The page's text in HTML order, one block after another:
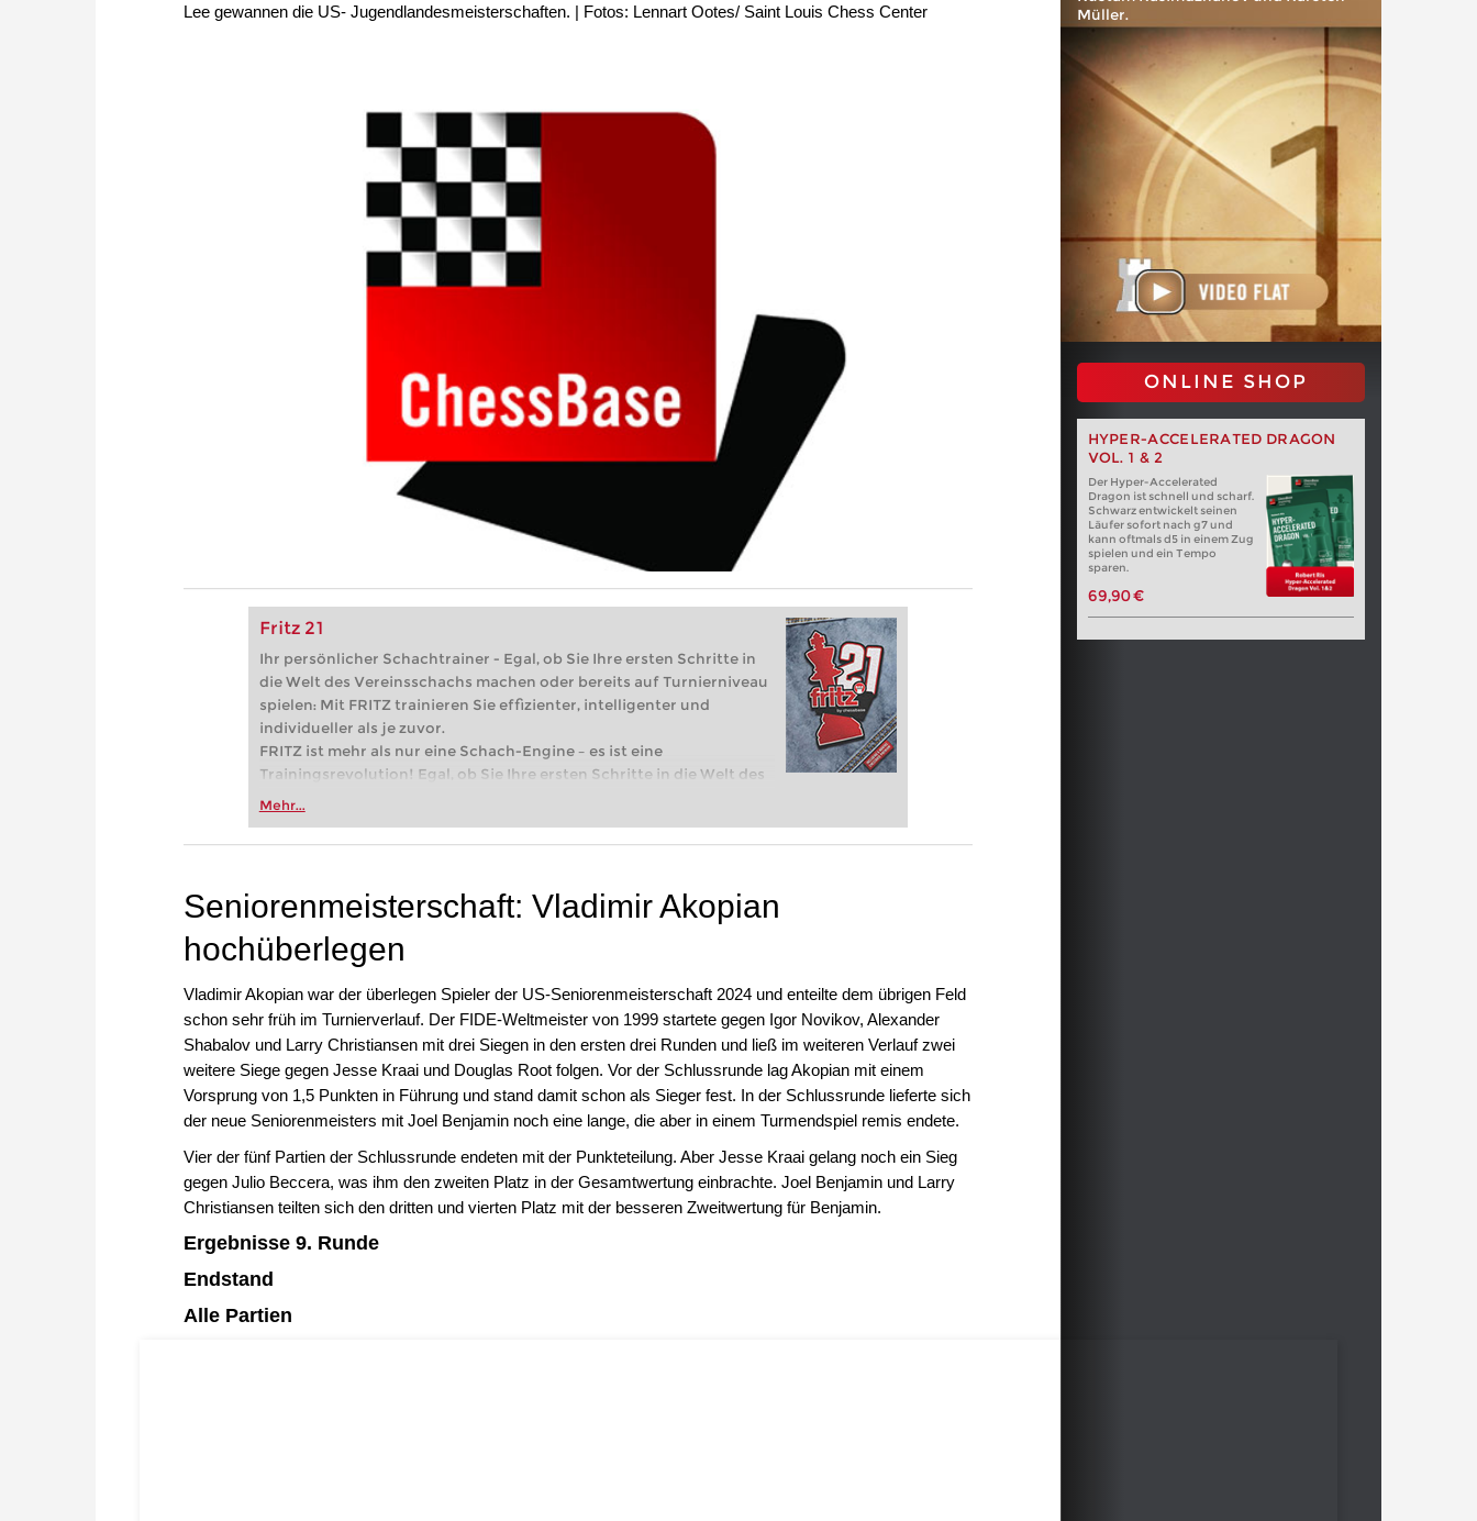
Lee gewannen die US- Jugendlandesmeisterschaften. | Fotos: Lennart Ootes/ Saint Louis Chess Center
Fritz 21
Ihr persönlicher Schachtrainer - Egal, ob Sie Ihre ersten Schritte in
die Welt des Vereinsschachs machen oder bereits auf Turnierniveau
spielen: Mit FRITZ trainieren Sie effizienter, intelligenter und
individueller als je zuvor.
FRITZ ist mehr als nur eine Schach-Engine – es ist eine
Trainingsrevolution! Egal, ob Sie Ihre ersten Schritte in die Welt des
Vereinsschachs machen oder bereits auf Turnierniveau spielen: Mit
zuvor.
Mehr...
Müller.
ONLINE SHOP
HYPER-ACCELERATED DRAGON
VOL. 1 & 2
Der Hyper-Accelerated
Dragon ist schnell und scharf.
Schwarz entwickelt seinen
Läufer sofort nach g7 und
kann oftmals d5 in einem Zug
spielen und ein Tempo
sparen.
69,90 €
Seniorenmeisterschaft: Vladimir Akopian
hochüberlegen
Vladimir Akopian war der überlegen Spieler der US-Seniorenmeisterschaft 2024 und enteilte dem übrigen Feld
schon sehr früh im Turnierverlauf. Der FIDE-Weltmeister von 1999 startete gegen Igor Novikov, Alexander
Shabalov und Larry Christiansen mit drei Siegen in den ersten drei Runden und ließ im weiteren Verlauf zwei
weitere Siege gegen Jesse Kraai und Douglas Root folgen. Vor der Schlussrunde lag Akopian mit einem
Vorsprung von 1,5 Punkten in Führung und stand damit schon als Sieger fest. In der Schlussrunde lieferte sich
der neue Seniorenmeisters mit Joel Benjamin noch eine lange, die aber in einem Turmendspiel remis endete.
Vier der fünf Partien der Schlussrunde endeten mit der Punkteteilung. Aber Jesse Kraai gelang noch ein Sieg
gegen Julio Beccera, was ihm den zweiten Platz in der Gesamtwertung einbrachte. Joel Benjamin und Larry
Christiansen teilten sich den dritten und vierten Platz mit der besseren Zweitwertung für Benjamin.
Ergebnisse 9. Runde
Endstand
Alle Partien